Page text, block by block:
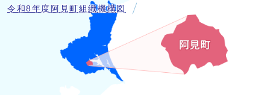
令和8年度阿見町組織機構図